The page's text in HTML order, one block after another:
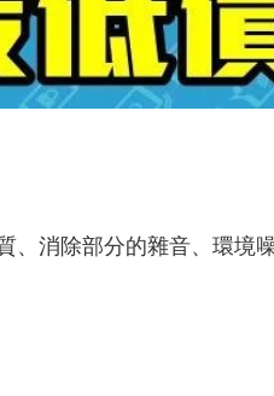
消除部分的雜音、環境